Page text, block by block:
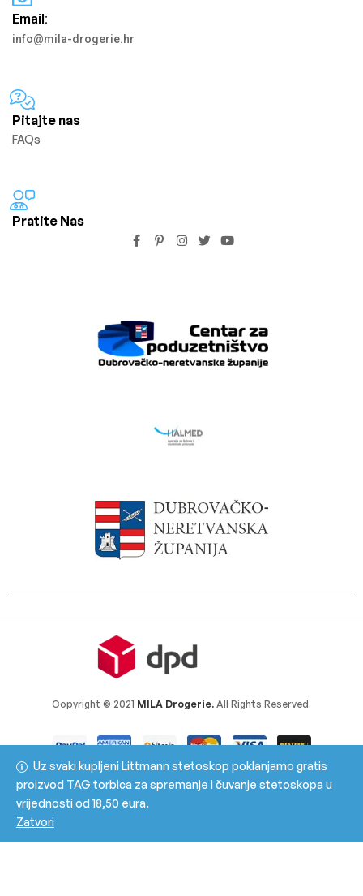
Uz svaki kupljeni Littmann stetoskop poklanjamo gratis
proizvod TAG torbica za spremanje i čuvanje stetoskopa u
vrijednosti od 18,50 eura.
Zatvori
Email:
info@mila-drogerie.hr
Pitajte nas
FAQs
Pratite Nas
Copyright © 2021 MILA Drogerie. All Rights Reserved.